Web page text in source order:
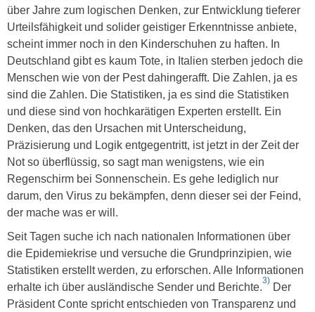
über Jahre zum logischen Denken, zur Entwicklung tieferer
Urteilsfähigkeit und solider geistiger Erkenntnisse anbiete,
scheint immer noch in den Kinderschuhen zu haften. In
Deutschland gibt es kaum Tote, in Italien sterben jedoch die
Menschen wie von der Pest dahingerafft. Die Zahlen, ja es
sind die Zahlen. Die Statistiken, ja es sind die Statistiken
und diese sind von hochkarätigen Experten erstellt. Ein
Denken, das den Ursachen mit Unterscheidung,
Präzisierung und Logik entgegentritt, ist jetzt in der Zeit der
Not so überflüssig, so sagt man wenigstens, wie ein
Regenschirm bei Sonnenschein. Es gehe lediglich nur
darum, den Virus zu bekämpfen, denn dieser sei der Feind,
der mache was er will.
Seit Tagen suche ich nach nationalen Informationen über
die Epidemiekrise und versuche die Grundprinzipien, wie
Statistiken erstellt werden, zu erforschen. Alle Informationen
erhalte ich über ausländische Sender und Berichte.
3)
Der
Präsident Conte spricht entschieden von Transparenz und